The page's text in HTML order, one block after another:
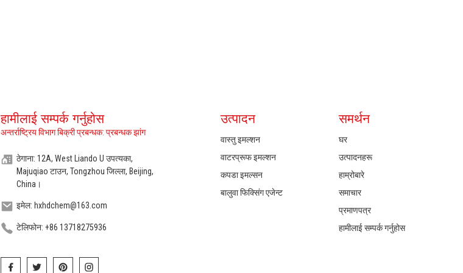
हामीलाई सम्पर्क गर्नुहोस
अन्तर्राष्ट्रिय विभाग बिक्री प्रबन्धक: प्रबन्धक झांग
ठेगाना: 12A, West Liando U उपत्यका,
Majuqiao टाउन, Tongzhou जिल्ला, Beijing,
China।
इमेल: hxhdchem@163.com
टेलिफोन: +86 13718275936
उत्पादन
वास्तु इमल्शन
वाटरप्रूफ इमल्शन
कपडा इमल्सन
बालुवा फिक्सिंग एजेन्ट
समर्थन
घर
उत्पादनहरू
हाम्रोबारे
समाचार
प्रमाणपत्र
हामीलाई सम्पर्क गर्नुहोस